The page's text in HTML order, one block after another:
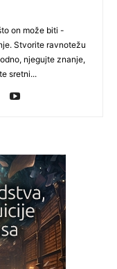
on može biti -
Stvorite ravnotežu
njegujte znanje,
sretni...